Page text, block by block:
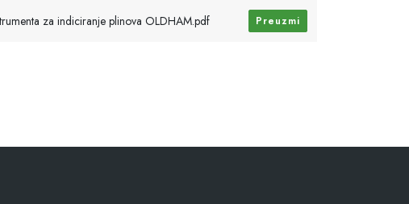
za indiciranje plinova OLDHAM.pdf Preuzmi